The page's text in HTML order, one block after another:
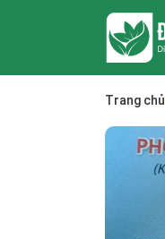
Trang chủ